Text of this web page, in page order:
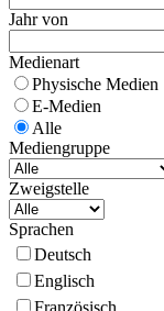
Jahr von
Medienart
Physische Medien
E-Medien
Alle
Mediengruppe
Zweigstelle
Sprachen
Deutsch
Englisch
Französisch